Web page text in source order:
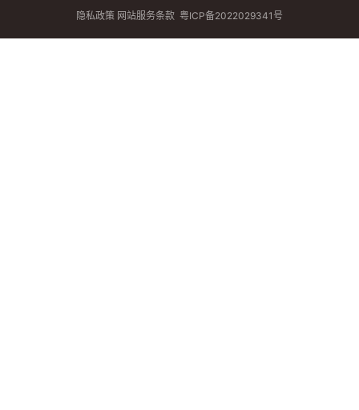
隐私政策 网站服务条款 粤ICP备2022029341号